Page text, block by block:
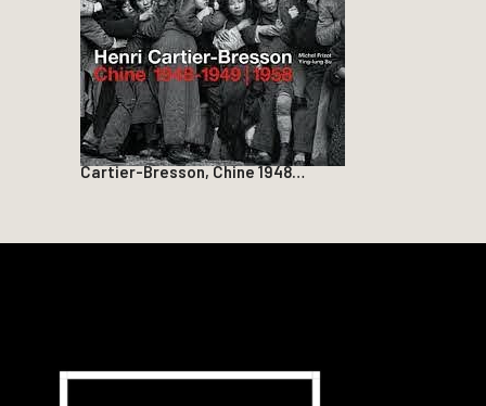
Cartier-Bresson, Chine 1948…